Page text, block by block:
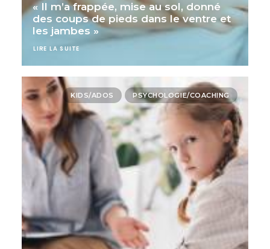
« Il m’a frappée, mise au sol, donné
des coups de pieds dans le ventre et
les jambes »
LIRE LA SUITE
KIDS/ADOS PSYCHOLOGIE/COACHING